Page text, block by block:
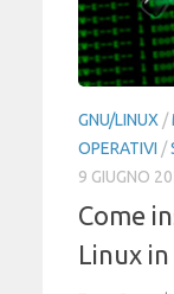
GNU/LINUX /
OPERATIVI /
9 GIUGNO
Come
Linux